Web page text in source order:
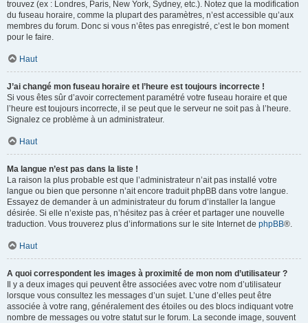
trouvez (ex : Londres, Paris, New York, Sydney, etc.). Notez que la modification
du fuseau horaire, comme la plupart des paramètres, n’est accessible qu’aux
membres du forum. Donc si vous n’êtes pas enregistré, c’est le bon moment
pour le faire.
Haut
J’ai changé mon fuseau horaire et l’heure est toujours incorrecte !
Si vous êtes sûr d’avoir correctement paramétré votre fuseau horaire et que
l’heure est toujours incorrecte, il se peut que le serveur ne soit pas à l’heure.
Signalez ce problème à un administrateur.
Haut
Ma langue n’est pas dans la liste !
La raison la plus probable est que l’administrateur n’ait pas installé votre
langue ou bien que personne n’ait encore traduit phpBB dans votre langue.
Essayez de demander à un administrateur du forum d’installer la langue
désirée. Si elle n’existe pas, n’hésitez pas à créer et partager une nouvelle
traduction. Vous trouverez plus d’informations sur le site Internet de phpBB®.
Haut
A quoi correspondent les images à proximité de mon nom d’utilisateur ?
Il y a deux images qui peuvent être associées avec votre nom d’utilisateur
lorsque vous consultez les messages d’un sujet. L’une d’elles peut être
associée à votre rang, généralement des étoiles ou des blocs indiquant votre
nombre de messages ou votre statut sur le forum. La seconde image, souvent